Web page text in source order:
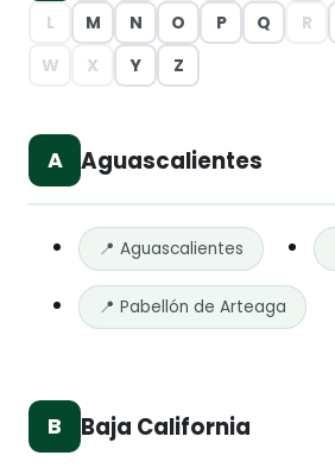
L
M N O P Q R
W
X Y Z
A Aguascalientes
📍 Aguascalientes
📍 Pabellón de Arteaga
B Baja California